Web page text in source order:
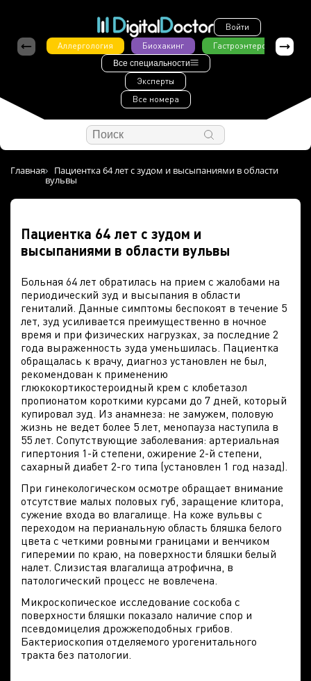
Войти
Аллергология
Биохакинг Гастроэнтерология
Все специальности
Эксперты
Все номера
Главная Пациентка 64 лет с зудом и высыпаниями в области
вульвы
Пациентка 64 лет с зудом и
высыпаниями в области вульвы
Больная 64 лет обратилась на прием с жалобами на
периодический зуд и высыпания в области
гениталий. Данные симптомы беспокоят в течение 5
лет, зуд усиливается преимущественно в ночное
время и при физических нагрузках, за последние 2
года выраженность зуда уменьшилась. Пациентка
обращалась к врачу, диагноз установлен не был,
рекомендован к применению
глюкокортикостероидный крем с клобетазол
пропионатом короткими курсами до 7 дней, который
купировал зуд. Из анамнеза: не замужем, половую
жизнь не ведет более 5 лет, менопауза наступила в
55 лет. Сопутствующие заболевания: артериальная
гипертония 1-й степени, ожирение 2-й степени,
сахарный диабет 2-го типа (установлен 1 год назад).
При гинекологическом осмотре обращает внимание
отсутствие малых половых губ, заращение клитора,
сужение входа во влагалище. На коже вульвы с
переходом на перианальную область бляшка белого
цвета с четкими ровными границами и венчиком
гиперемии по краю, на поверхности бляшки белый
налет. Слизистая влагалища атрофична, в
патологический процесс не вовлечена.
Микроскопическое исследование соскоба с
поверхности бляшки показало наличие спор и
псевдомицелия дрожжеподобных грибов.
Бактериоскопия отделяемого урогенитального
тракта без патологии.